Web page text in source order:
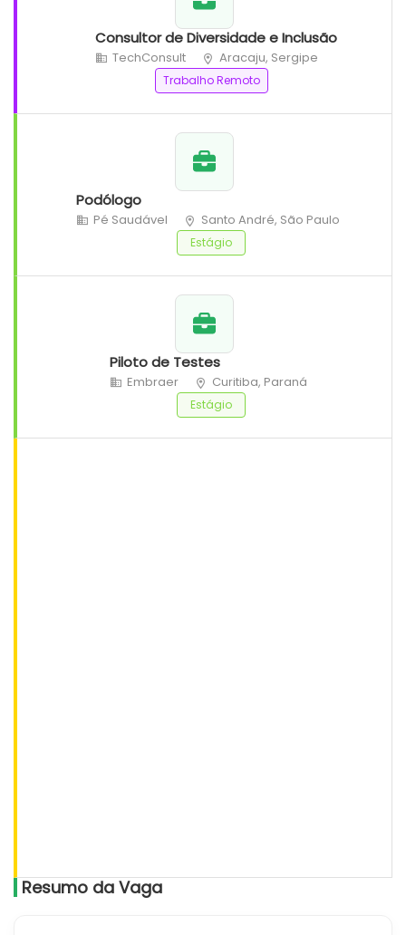
Consultor de Diversidade e Inclusão
TechConsult Aracaju, Sergipe
Trabalho Remoto
Podólogo
Pé Saudável Santo André, São Paulo
Estágio
Piloto de Testes
Embraer Curitiba, Paraná
Estágio
Resumo da Vaga